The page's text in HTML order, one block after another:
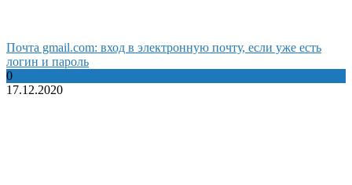
Почта gmail.com: вход в электронную почту, если уже есть
логин и пароль
0
17.12.2020